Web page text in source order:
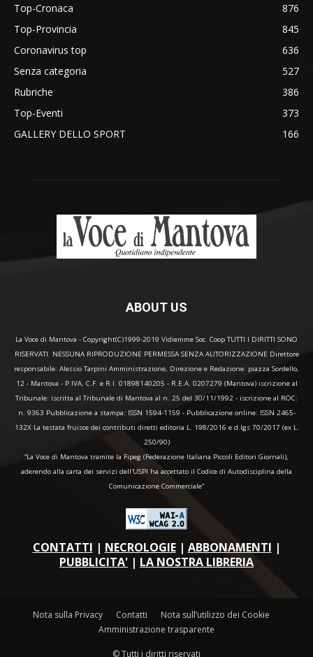
Top-Cronaca
876
Top-Provincia
845
Coronavirus top
636
Senza categoria
527
Rubriche
386
Top-Eventi
373
GALLERY DELLO SPORT
166
ABOUT US
La Voce di Mantova - Copyright(C)1999-2019 Vidiemme Soc. Coop TUTTI I DIRITTI SONO
RISERVATI. NESSUNA RIPRODUZIONE PERMESSA SENZA AUTORIZZAZIONE Direttore
responsabile: Alessio Tarpini Amministrazione, Direzione e Redazione: piazza Sordello,
12 - Mantova - P.IVA, C.F. e R.I. 01898140205 - R.E.A. 0207279 (Mantova) iscrizione al
Tribunale: iscritta al Tribunale di Mantova al n. 25 del 30/11/1992 - iscrizione al ROC:
n. 9363 Pubblicazione a stampa: ISSN 1594-1159 - Pubblicazione online: ISSN 2465-
132X La testata fruisce dei contributi diretti editoria L. 198/2016 e d.lgs 70/2017 (ex L.
250/90)
“La Voce di Mantova tramite la Fipeg (Federazione Italiana Piccoli Editori Giornali),
aderendo alla carta dei servizi dell'USPI ha accettato il Codice di Autodisciplina della
Comunicazione Commerciale"
CONTATTI | NECROLOGIE| ABBONAMENTI |
PUBBLICITA' | LA NOSTRA LIBRERIA
Nota sulla Privacy Contatti
Nota sull’utilizzo dei Cookie
Amministrazione trasparente
© Tutti i diritti riservati